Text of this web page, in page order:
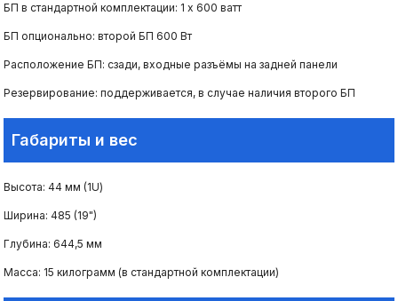
БП в стандартной комплектации: 1 х 600 ватт
БП опционально: второй БП 600 Вт
Расположение БП: сзади, входные разъёмы на задней панели
Резервирование: поддерживается, в случае наличия второго БП
Габариты и вес
Высота: 44 мм (1U)
Ширина: 485 (19")
Глубина: 644,5 мм
Масса: 15 килограмм (в стандартной комплектации)